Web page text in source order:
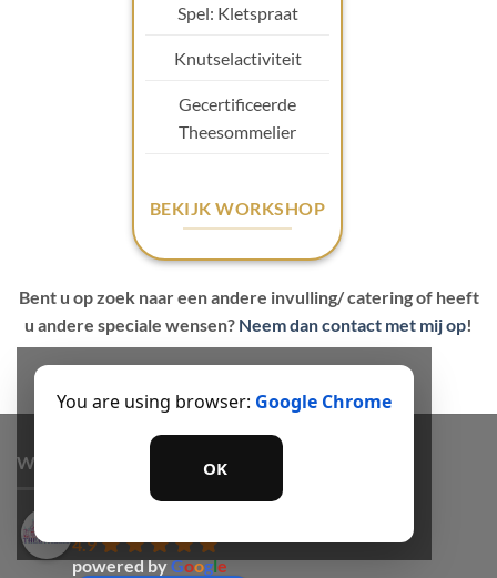
Spel: Kletspraat
Knutselactiviteit
Gecertificeerde
Theesommelier
BEKIJK WORKSHOP
Bent u op zoek naar een andere invulling/ catering of heeft
u andere speciale wensen? Neem dan contact met mij op!
You are using browser: Google Chrome
OK
WAT KLANTEN VAN ONS VINDEN
4.9
powered byGoogle